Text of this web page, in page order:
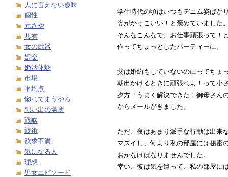
学生時代の頃はいつもデニム姿ばか
姿がかっこいい！と褒めていました
そんなこんなで、お仕事頑張って！
作ってちょっとしたパーティーに。
父は婚約もしていないのにってちょ
朝出かけるときに頑張れよ！って小
夕方「うまく解決できた！御母さん
からメールがきました。
ただ、夜はあまり派手な行動は出来
マズイし、何より私の部屋には秘密
おかなけばなりませんでした。
幸い、彼は気を遣って、私の部屋に
人に言えない趣味
個性
元さや
共有
女の武器
娯楽
婚活体験
市場
平均点
惚れてまうやろ
想い出の場所
戦略
戦術
欲求不満
気になる人
理想
男女エピソード